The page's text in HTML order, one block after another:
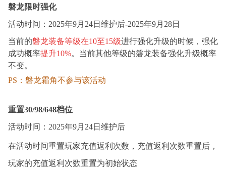
磐龙限时强化
活动时间： 2025年9月 24日 维护后-2025年9月 28日
当前的磐龙装备等级在10至15级进行强化升级的时候，强化
成功概率提升10%。当前其他等级的磐龙装备强化升级概率
不变。
PS：磐龙霜角不参与该活动
重置30/98/648档位
活动时间：2025年9月 24日 维护后
在活动时间重置玩家充值返利次数，充值返利次数重置后，
玩家的充值返利次数重置为初始状态